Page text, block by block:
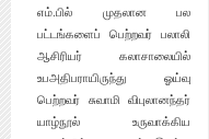
எம்.பில் முதலான பல
பட்டங்களைப் பெற்றவர் பலாலி
ஆசிரியர் கலாசாலையில்
உபஅதிபராயிருந்து ஓய்வு
பெற்றவர் சுவாமி விபுலானந்தர்
யாழ்நூல் உருவாக்கிய